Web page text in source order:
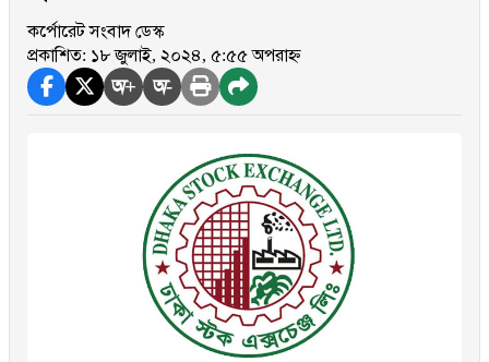
কর্পোরেট সংবাদ ডেস্ক
প্রকাশিত: ১৮ জুলাই, ২০২৪, ৫:৫৫ অপরাহ্ন
অ+ অ-